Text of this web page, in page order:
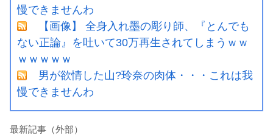
慢できませんわ
【画像】 全身入れ墨の彫り師、『とんでも
ない正論』を吐いて30万再生されてしまうｗｗ
ｗｗｗｗｗ
男が欲情した山?玲奈の肉体・・・これは我
慢できませんわ
最新記事（外部）